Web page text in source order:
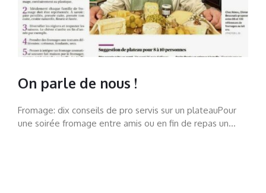
On parle de nous !
Fromage: dix conseils de pro servis sur un plateauPour
une soirée fromage entre amis ou en fin de repas un...